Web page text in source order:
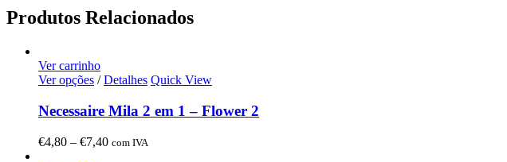
Produtos Relacionados
Ver carrinho
Ver opções / Detalhes Quick View
Necessaire Mila 2 em 1 – Flower 2
€4,80 – €7,40Price
com IVA